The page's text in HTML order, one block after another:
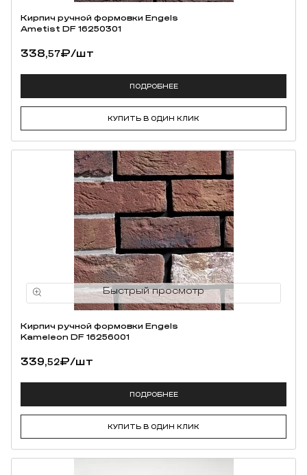
Кирпич ручной формовки Engels
Ametist DF 16250301
338,57₽/шт
ПОДРОБНЕЕ
КУПИТЬ В ОДИН КЛИК
Кирпич ручной формовки Engels
Kameleon DF 16256001
339,52₽/шт
ПОДРОБНЕЕ
КУПИТЬ В ОДИН КЛИК